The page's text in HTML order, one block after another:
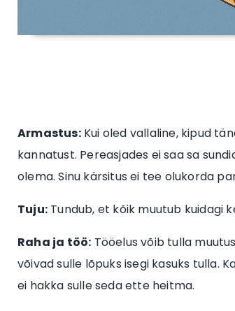
Armastus:Kui oled vallaline, kipud
kannatust. Pereasjades ei saa sa
olema. Sinu kärsitus ei tee olukorda
Tuju: Tundub, et kõik muutub kuidagi
Raha ja töö: Tööelus võib tulla
võivad sulle lõpuks isegi kasuks tulla.
ei hakka sulle seda ette heitma.